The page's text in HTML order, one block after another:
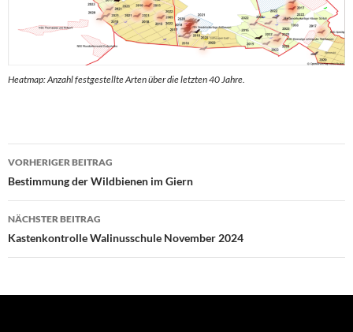
Heatmap: Anzahl festgestellte Arten über die letzten 40 Jahre.
Beitrags-
Navigation
VORHERIGER BEITRAG
Bestimmung der Wildbienen im Giern
NÄCHSTER BEITRAG
Kastenkontrolle Walinusschule November 2024